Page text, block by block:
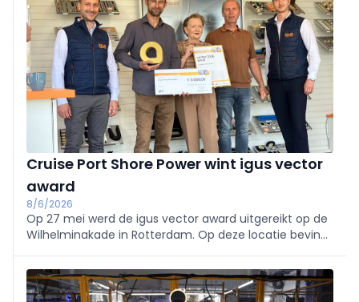
kunnen robots tegenwoordig variabele en
onregelmatige voedingsproducten herkennen en
verwerken.
Cruise Port Shore Power wint igus vector
award
8/6/2026
Op 27 mei werd de igus vector award uitgereikt op de
Wilhelminakade in Rotterdam. Op deze locatie bevindt
mobiele walstroomoplossing gecombineerd met de
Wal.E. Met dit systeem kunnen ...